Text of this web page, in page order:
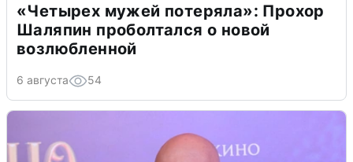
«Четырех мужей потеряла»: Прохор
Шаляпин проболтался о новой
возлюбленной
6 августа 54